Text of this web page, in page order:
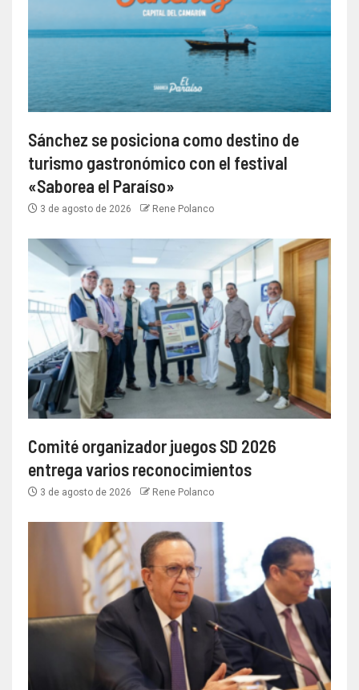
Sánchez se posiciona como destino de
turismo gastronómico con el festival
«Saborea el Paraíso»
3 de agosto de 2026 Rene Polanco
Comité organizador juegos SD 2026
entrega varios reconocimientos
3 de agosto de 2026 Rene Polanco